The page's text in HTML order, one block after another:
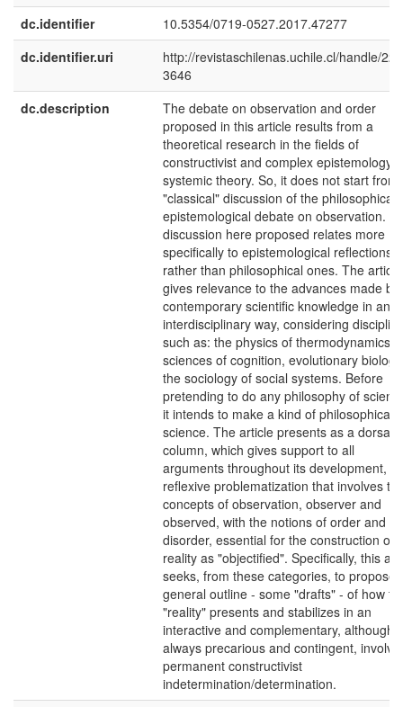
dc.identifier
10.5354/0719-0527.2017.47277
dc.identifier.uri
http://revistaschilenas.uchile.cl/handle/
3646
dc.description
The debate on observation and order
proposed in this article results from a
theoretical research in the fields of
constructivist and complex epistemology
systemic theory. So, it does not start from
"classical" discussion of the philosophical-
epistemological debate on observation.
discussion here proposed relates more
specifically to epistemological reflections
rather than philosophical ones. The article
gives relevance to the advances made by
contemporary scientific knowledge in an
interdisciplinary way, considering
such as: the physics of thermodynamics,
sciences of cognition, evolutionary
the sociology of social systems. Before
pretending to do any philosophy of
it intends to make a kind of philosophical
science. The article presents as a dorsal
column, which gives support to all
arguments throughout its development,
reflexive problematization that involves
concepts of observation, observer and
observed, with the notions of order and
disorder, essential for the construction of
reality as "objectified". Specifically, this
seeks, from these categories, to propose
general outline - some "drafts" - of how
"reality" presents and stabilizes in an
interactive and complementary, although
always precarious and contingent,
permanent constructivist
indetermination/determination.